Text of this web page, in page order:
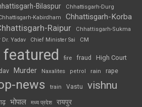
Bilaspur Chhattisgarh-Durg
Kabirdham Chhattisgarh-Korba
Raipur
Chhattisgarh-Sukma
Yadav Chief Minister Sai CM
featured fire fraud High Court
Murder Naxalites petrol rain rape
news train Vastu vishnu
भोपाल मध्य प्रदेश रायपुर